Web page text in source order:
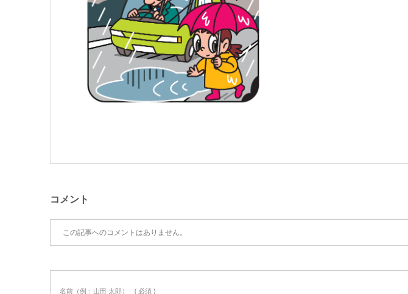
コメント
この記事へのコメントはありません。
名前（例：山田 太郎） ( 必須 )